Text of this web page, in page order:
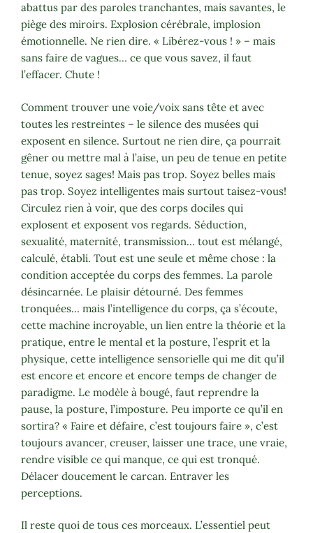
abattus par des paroles tranchantes, mais savantes, le
piège des miroirs. Explosion cérébrale, implosion
émotionnelle. Ne rien dire. « Libérez-vous ! » – mais
sans faire de vagues… ce que vous savez, il faut
l’effacer. Chute !
Comment trouver une voie/voix sans tête et avec
toutes les restreintes – le silence des musées qui
exposent en silence. Surtout ne rien dire, ça pourrait
gêner ou mettre mal à l’aise, un peu de tenue en petite
tenue, soyez sages! Mais pas trop. Soyez belles mais
pas trop. Soyez intelligentes mais surtout taisez-vous!
Circulez rien à voir, que des corps dociles qui
explosent et exposent vos regards. Séduction,
sexualité, maternité, transmission… tout est mélangé,
calculé, établi. Tout est une seule et même chose : la
condition acceptée du corps des femmes. La parole
désincarnée. Le plaisir détourné. Des femmes
tronquées… mais l’intelligence du corps, ça s’écoute,
cette machine incroyable, un lien entre la théorie et la
pratique, entre le mental et la posture, l’esprit et la
physique, cette intelligence sensorielle qui me dit qu’il
est encore et encore et encore temps de changer de
paradigme. Le modèle à bougé, faut reprendre la
pause, la posture, l’imposture. Peu importe ce qu’il en
sortira? « Faire et défaire, c’est toujours faire », c’est
toujours avancer, creuser, laisser une trace, une vraie,
rendre visible ce qui manque, ce qui est tronqué.
Délacer doucement le carcan. Entraver les
perceptions.
Il reste quoi de tous ces morceaux. L’essentiel peut